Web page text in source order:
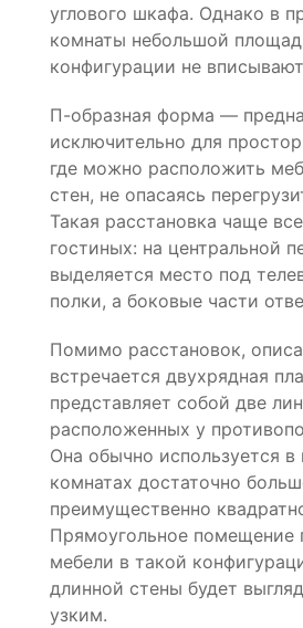
углового шкафа. Однако в
комнаты небольшой
конфигурации не
П-образная форма —
исключительно для
где можно расположить
стен, не опасаясь
Такая расстановка чаще
гостиных: на центральной
выделяется место под
полки, а боковые части
Помимо расстановок,
встречается двухрядная
представляет собой две
расположенных у
Она обычно используется
комнатах достаточно
преимущественно
Прямоугольное помещение
мебели в такой
длинной стены будет
узким.